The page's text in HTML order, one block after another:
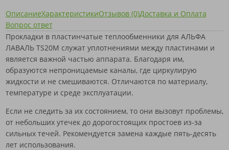
ОписаниеХарактеристикиОтзывов (0)Доставка и Оплата
Вопрос ответ
Прокладки в пластинчатые теплообменники для АЛЬФА
ЛАВАЛЬ TS20M служат уплотнениями между пластинами и
является важной частью аппарата. Благодаря им,
образуются непроницаемые каналы, где циркулирую
жидкости и не смешиваются. Отличаются по материалу,
температуре и среде эксплуатации.
Если не следить за их состоянием, то они вызовут проблемы,
от небольших утечек до дорогостоящих простоев из-за
сильных течей. Рекомендуется замена каждые пять-десять
лет использования.